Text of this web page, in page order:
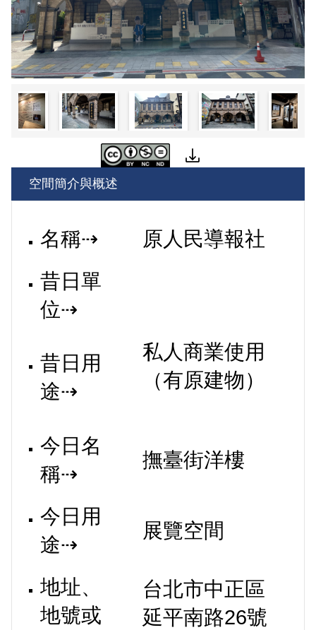
空間簡介與概述
名稱⇢
原人民導報社
昔日單
位⇢
昔日用
途⇢
私人商業使用
（有原建物）
今日名
稱⇢
撫臺街洋樓
今日用
途⇢
展覽空間
地址、
地號或
台北市中正區
延平南路26號